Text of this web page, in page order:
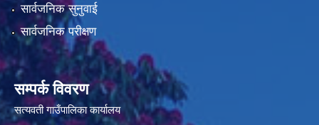
सार्वजनिक सुनुवाई
सार्वजनिक परीक्षण
सम्पर्क विवरण
सत्यवती गाउँपालिका कार्यालय